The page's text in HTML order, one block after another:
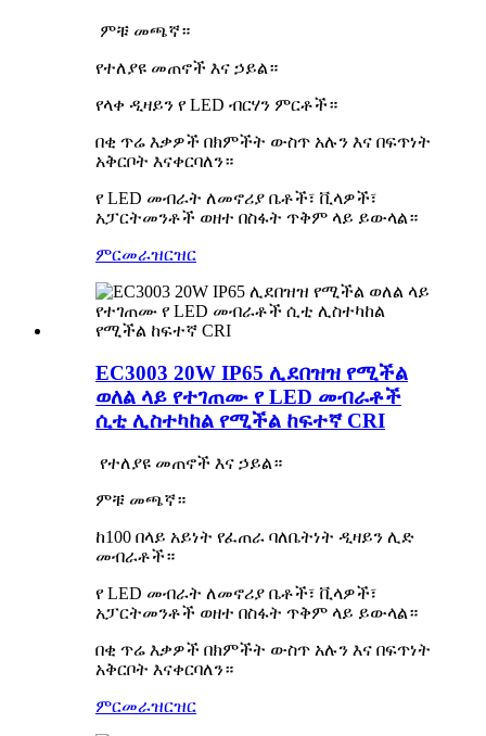
ምቹ መጫኛ።
የተለያዩ መጠኖች እና ኃይል።
የላቀ ዲዛይን የ LED ብርሃን ምርቶች።
በቂ ጥሬ እቃዎች በክምችት ውስጥ አሉን እና በፍጥነት
አቅርቦት እናቀርባለን።
የ LED መብራት ለመኖሪያ ቤቶች፣ ቪላዎች፣
አፓርትመንቶች ወዘተ በስፋት ጥቅም ላይ ይውላል።
ምርመራዝርዝር
EC3003 20W IP65 ሊደበዝዝ የሚችል
ወለል ላይ የተገጠሙ የ LED መብራቶች
ሲቲ ሊስተካከል የሚችል ከፍተኛ CRI
የተለያዩ መጠኖች እና ኃይል።
ምቹ መጫኛ።
ከ100 በላይ አይነት የፈጠራ ባለቤትነት ዲዛይን ሊድ
መብራቶች።
የ LED መብራት ለመኖሪያ ቤቶች፣ ቪላዎች፣
አፓርትመንቶች ወዘተ በስፋት ጥቅም ላይ ይውላል።
በቂ ጥሬ እቃዎች በክምችት ውስጥ አሉን እና በፍጥነት
አቅርቦት እናቀርባለን።
ምርመራዝርዝር